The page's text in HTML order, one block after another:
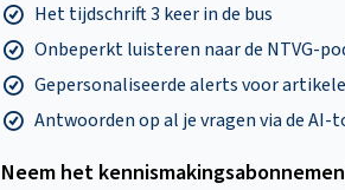
Het tijdschrift 3 keer in de bus
Onbeperkt luisteren naar de NTVG-
Gepersonaliseerde alerts voor
Antwoorden op al je vragen via de AI-
Neem het